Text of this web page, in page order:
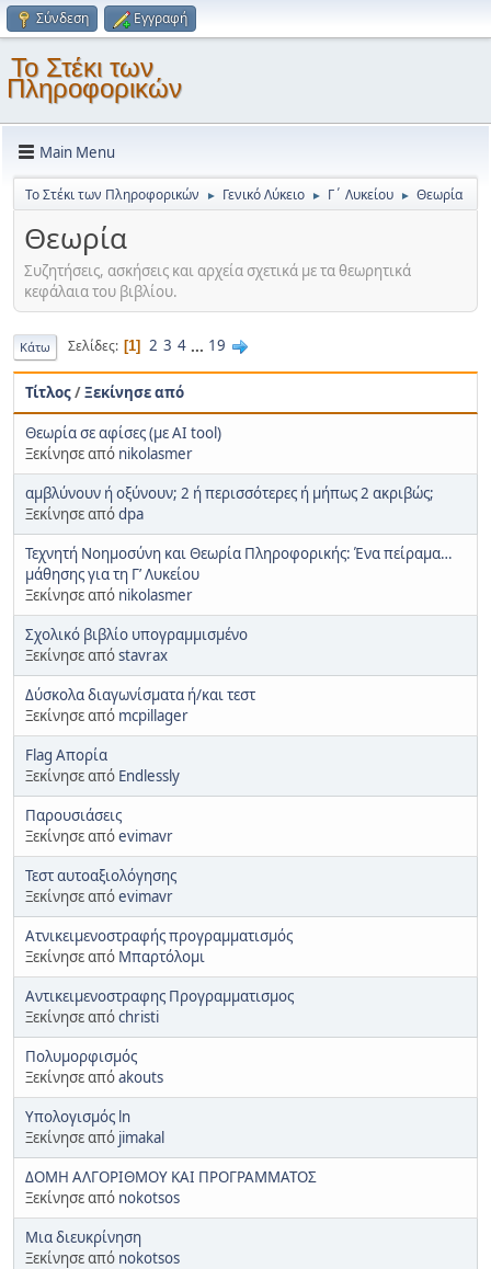
Σύνδεση Εγγραφή
Το Στέκι των
Πληροφορικών
Main Menu
Το Στέκι των Πληροφορικών ► Γενικό Λύκειο ► Γ΄ Λυκείου ► Θεωρία
Θεωρία
Συζητήσεις, ασκήσεις και αρχεία σχετικά με τα θεωρητικά
κεφάλαια του βιβλίου.
Κάτω Σελίδες 1 2 3 4 ... 19
Τίτλος/Ξεκίνησε από
Θεωρία σε αφίσες (με AI tool)
Ξεκίνησε από nikolasmer
αμβλύνουν ή οξύνουν; 2 ή περισσότερες ή μήπως 2 ακριβώς;
Ξεκίνησε απόdpa
Τεχνητή Νοημοσύνη και Θεωρία Πληροφορικής: Ένα πείραμα…
μάθησης για τη Γ’ Λυκείου
Ξεκίνησε από nikolasmer
Σχολικό βιβλίο υπογραμμισμένο
Ξεκίνησε απόstavrax
Δύσκολα διαγωνίσματα ή/και τεστ
Ξεκίνησε από mcpillager
Flag Απορία
Ξεκίνησε από Endlessly
Παρουσιάσεις
Ξεκίνησε απόevimavr
Τεστ αυτοαξιολόγησης
Ξεκίνησε απόevimavr
Ατνικειμενοστραφής προγραμματισμός
Ξεκίνησε από Μπαρτόλομι
Αντικειμενοστραφης Προγραμματισμος
Ξεκίνησε απόchristi
Πολυμορφισμός
Ξεκίνησε απόakouts
Υπολογισμός ln
Ξεκίνησε από jimakal
ΔΟΜΗ ΑΛΓΟΡΙΘΜΟΥ ΚΑΙ ΠΡΟΓΡΑΜΜΑΤΟΣ
Ξεκίνησε από nokotsos
Μια διευκρίνηση
Ξεκίνησε από nokotsos